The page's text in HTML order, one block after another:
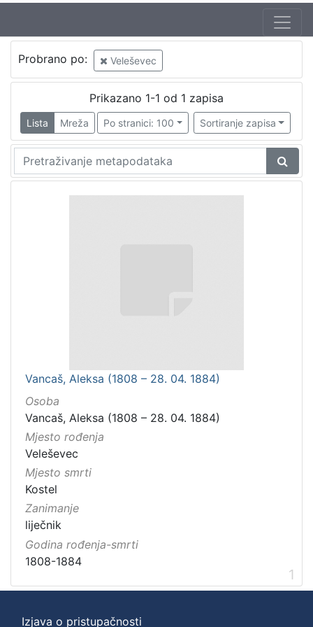
Probrano po: Veleševec
Prikazano 1-1 od 1 zapisa
Lista Mreža Po stranici: 100 Sortiranje zapisa
Vancaš, Aleksa (1808 – 28. 04. 1884)
Osoba
Vancaš, Aleksa (1808 – 28. 04. 1884)
Mjesto rođenja
Veleševec
Mjesto smrti
Kostel
Zanimanje
liječnik
Godina rođenja-smrti
1808-1884
1
Izjava o pristupačnosti